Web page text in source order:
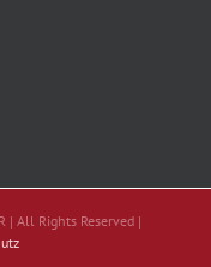
| All Rights Reserved |